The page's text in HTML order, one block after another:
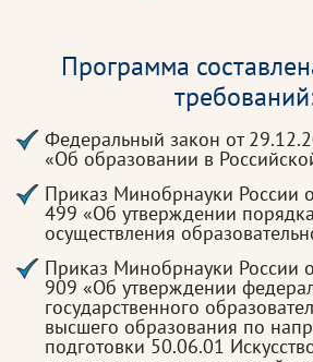
Программа
Федеральный закон от
«Об образовании в
Приказ Минобрнауки России
499 «Об утверждении
осуществления
Приказ Минобрнауки России
909 «Об утверждении
государственного
высшего образования по
подготовки 50.06.01